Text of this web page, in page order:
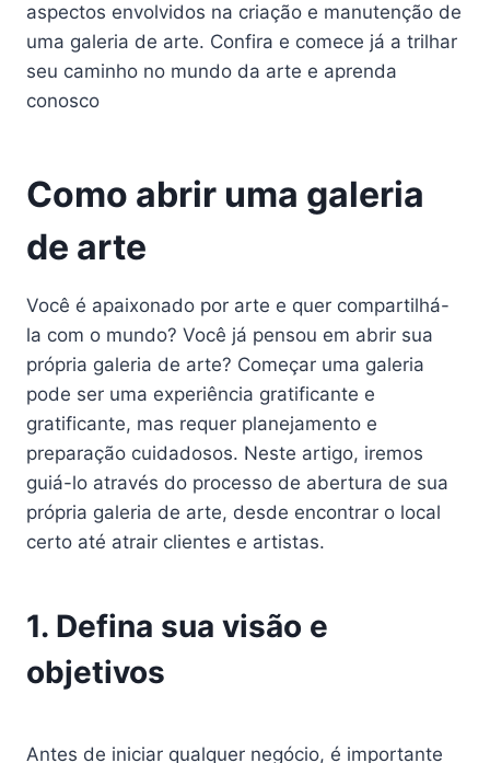
aspectos envolvidos na criação e manutenção de
uma galeria de arte. Confira e comece já a trilhar
seu caminho no mundo da arte e aprenda
conosco
Como abrir uma galeria
de arte
Você é apaixonado por arte e quer compartilhá-
la com o mundo? Você já pensou em abrir sua
própria galeria de arte? Começar uma galeria
pode ser uma experiência gratificante e
gratificante, mas requer planejamento e
preparação cuidadosos. Neste artigo, iremos
guiá-lo através do processo de abertura de sua
própria galeria de arte, desde encontrar o local
certo até atrair clientes e artistas.
1. Defina sua visão e
objetivos
Antes de iniciar qualquer negócio, é importante